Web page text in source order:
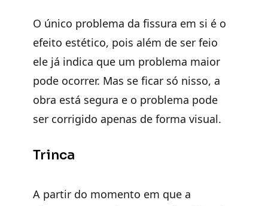
O único problema da fissura em si é o
efeito estético, pois além de ser feio
ele já indica que um problema maior
pode ocorrer. Mas se ficar só nisso, a
obra está segura e o problema pode
ser corrigido apenas de forma visual.
Trinca
A partir do momento em que a